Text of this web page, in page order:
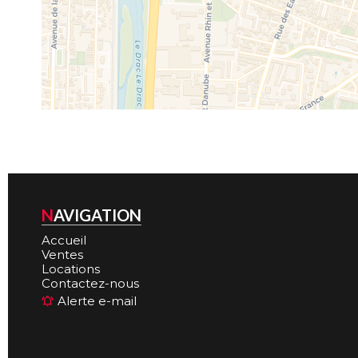
NAVIGATION
Accueil
Ventes
Locations
Contactez-nous
Alerte e-mail